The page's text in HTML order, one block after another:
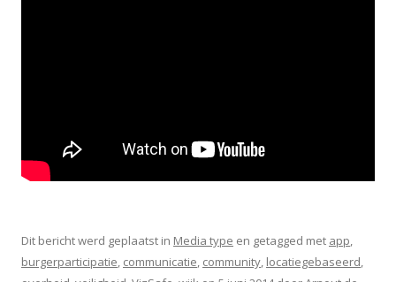
Dit bericht werd geplaatst in Media type en getagged met app,
burgerparticipatie, communicatie, community, locatiegebaseerd,